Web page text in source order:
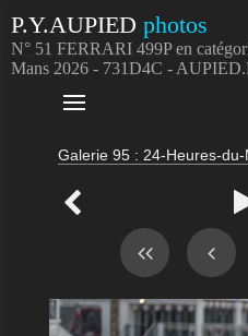
P.Y.AUPIED photos
N° 51 FERRARI 499P en
Mans 2026 - 731D4C -

Galerie 95 : 24-Heures-
